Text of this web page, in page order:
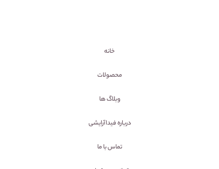
خانه
محصولات
وبلاگ ها
درباره فیداآرایشی
تماس با ما